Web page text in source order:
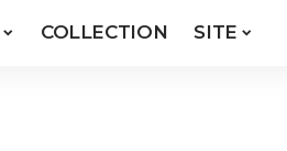
COLLECTION SITE